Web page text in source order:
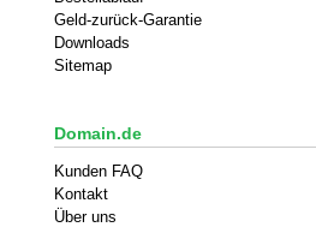
Geld-zurück-Garantie
Downloads
Sitemap
Domain.de
Kunden FAQ
Kontakt
Über uns